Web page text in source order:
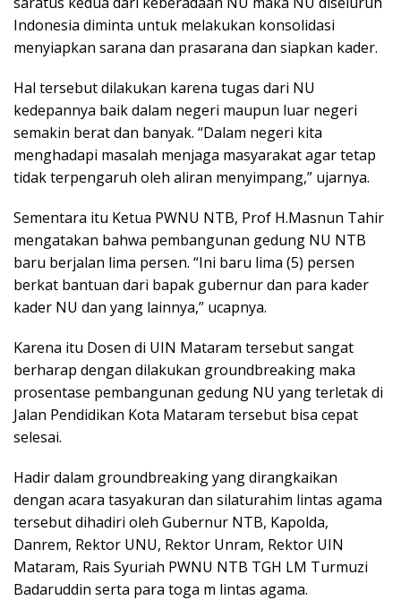
Indonesia diminta untuk melakukan konsolidasi
menyiapkan sarana dan prasarana dan siapkan kader.
Hal tersebut dilakukan karena tugas dari NU
kedepannya baik dalam negeri maupun luar negeri
semakin berat dan banyak. “Dalam negeri kita
menghadapi masalah menjaga masyarakat agar tetap
tidak terpengaruh oleh aliran menyimpang,” ujarnya.
Sementara itu Ketua PWNU NTB, Prof H.Masnun Tahir
mengatakan bahwa pembangunan gedung NU NTB
baru berjalan lima persen. “Ini baru lima (5) persen
berkat bantuan dari bapak gubernur dan para kader
kader NU dan yang lainnya,” ucapnya.
Karena itu Dosen di UIN Mataram tersebut sangat
berharap dengan dilakukan groundbreaking maka
prosentase pembangunan gedung NU yang terletak di
Jalan Pendidikan Kota Mataram tersebut bisa cepat
selesai.
Hadir dalam groundbreaking yang dirangkaikan
dengan acara tasyakuran dan silaturahim lintas agama
tersebut dihadiri oleh Gubernur NTB, Kapolda,
Danrem, Rektor UNU, Rektor Unram, Rektor UIN
Mataram, Rais Syuriah PWNU NTB TGH LM Turmuzi
Badaruddin serta para toga m lintas agama.